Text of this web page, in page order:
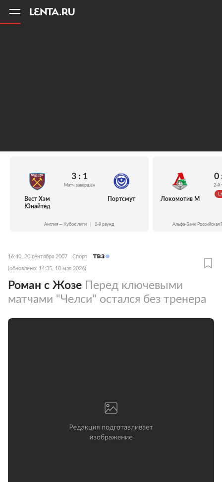
Вест Хэм
Юнайтед
3 : 1
Матч завершён
Портсмут
Англия — Кубок лиги 1-й раунд
Локомотив М
0
2-й
Альфа-Банк Российская
16:40, 20 сентября 2007 Спорт
(обновлено: 14:35, 18 мая 2026)
Роман с Жозе Перед ключевыми
матчами "Челси" остался без тренера